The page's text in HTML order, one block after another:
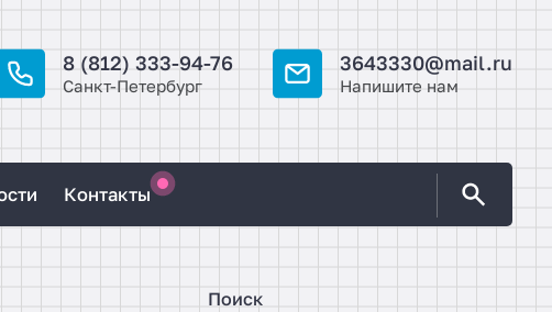
8 (812) 333-94-76
Санкт-Петербург
3643330@mail.ru
Напишите нам
Контакты
Поиск